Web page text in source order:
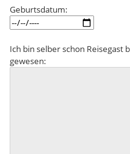
Geburtsdatum:
Ich bin selber schon Reisegast
gewesen: